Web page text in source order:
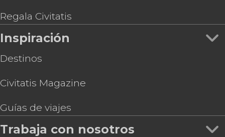
Regala Civitatis
Inspiración
Destinos
Civitatis Magazine
Guías de viajes
Trabaja con nosotros